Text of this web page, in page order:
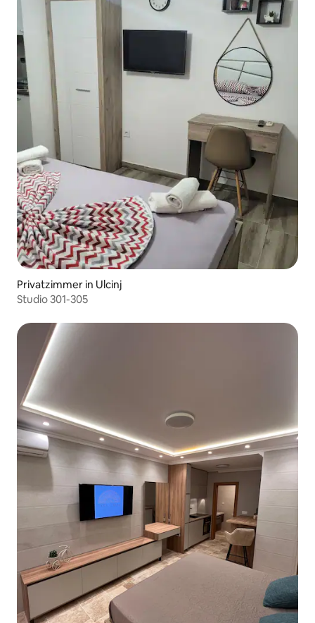
Privatzimmer in Ulcinj
Studio 301-305